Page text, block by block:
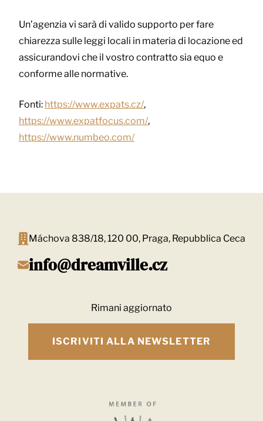
Un’agenzia vi sarà di valido supporto per fare
chiarezza sulle leggi locali in materia di locazione ed
assicurandovi che il vostro contratto sia equo e
conforme alle normative.
Fonti: https://www.expats.cz/,
https://www.expatfocus.com/,
https://www.numbeo.com/
Máchova 838/18, 120 00, Praga, Repubblica Ceca
info@dreamville.cz
Rimani aggiornato
ISCRIVITI ALLA NEWSLETTER